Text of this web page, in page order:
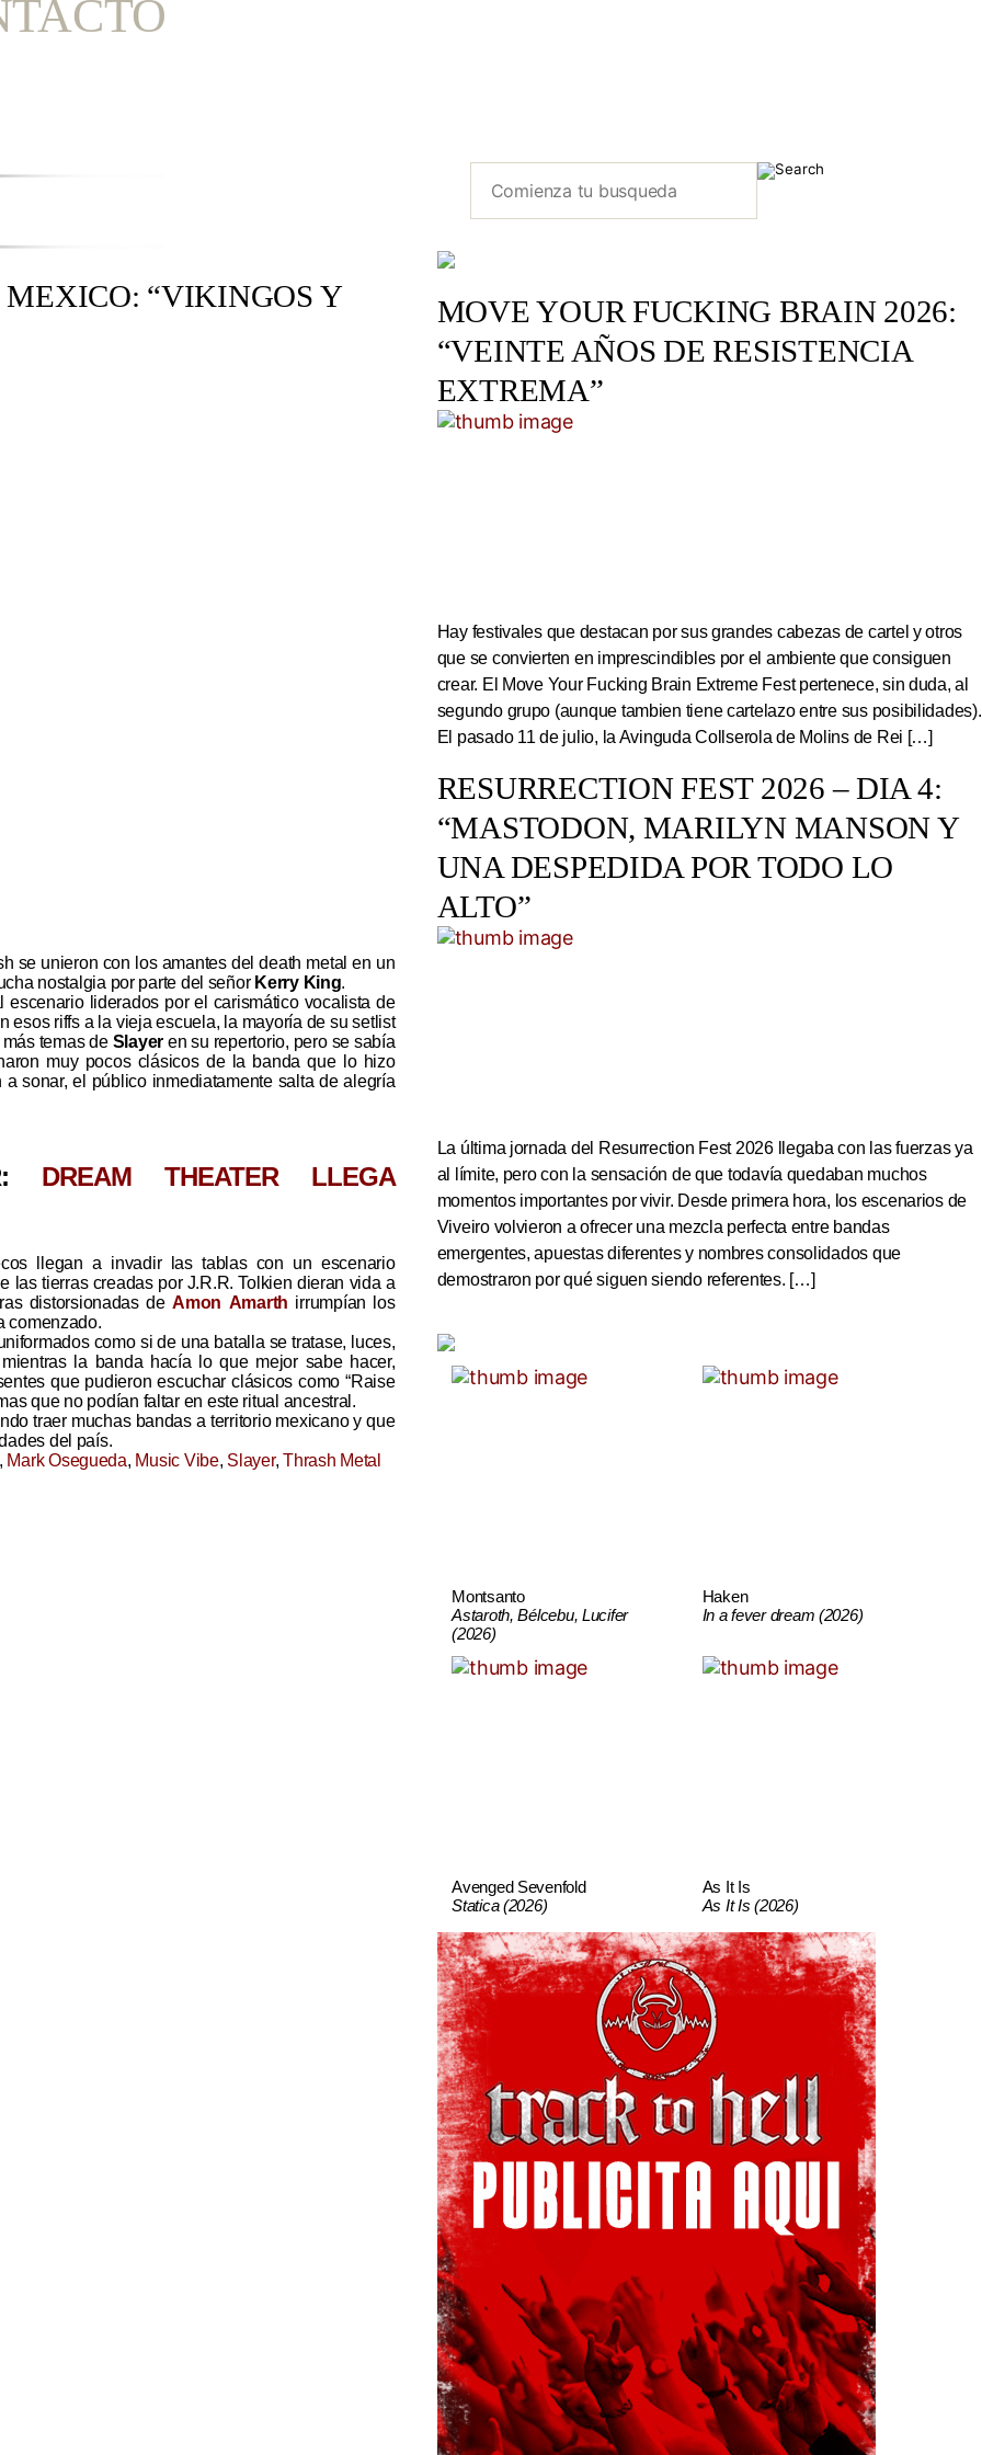
“VIKINGOS Y
se unieron con los amantes del death metal en un
nostalgia por parte del señor Kerry King.
escenario liderados por el carismático vocalista de
esos riffs a la vieja escuela, la mayoría de su setlist
temas de Slayer en su repertorio, pero se sabía
muy pocos clásicos de la banda que lo hizo
sonar, el público inmediatamente salta de alegría
DREAM THEATER LLEGA
llegan a invadir las tablas con un escenario
las tierras creadas por J.R.R. Tolkien dieran vida a
distorsionadas deAmon Amarth irrumpían los
comenzado.
como si de una batalla se tratase, luces,
la banda hacía lo que mejor sabe hacer,
que pudieron escuchar clásicos como “Raise
que no podían faltar en este ritual ancestral.
traer muchas bandas a territorio mexicano y que
del país.
, Mark Osegueda, Music Vibe, Slayer,Thrash Metal
MOVE YOUR FUCKING BRAIN 2026:
“VEINTE AÑOS DE RESISTENCIA
EXTREMA”
Hay festivales que destacan por sus grandes cabezas de cartel y otros
que se convierten en imprescindibles por el ambiente que consiguen
crear. El Move Your Fucking Brain Extreme Fest pertenece, sin duda, al
segundo grupo (aunque tambien tiene cartelazo entre sus posibilidades).
El pasado 11 de julio, la Avinguda Collserola de Molins de Rei […]
RESURRECTION FEST 2026 – DIA 4:
“MASTODON, MARILYN MANSON Y
UNA DESPEDIDA POR TODO LO
ALTO”
La última jornada del Resurrection Fest 2026 llegaba con las fuerzas ya
al límite, pero con la sensación de que todavía quedaban muchos
momentos importantes por vivir. Desde primera hora, los escenarios de
Viveiro volvieron a ofrecer una mezcla perfecta entre bandas
emergentes, apuestas diferentes y nombres consolidados que
demostraron por qué siguen siendo referentes. […]
Montsanto
Astaroth, Bélcebu, Lucifer
(2026)
Haken
In a fever dream (2026)
Avenged Sevenfold
Statica (2026)
As It Is
As It Is (2026)